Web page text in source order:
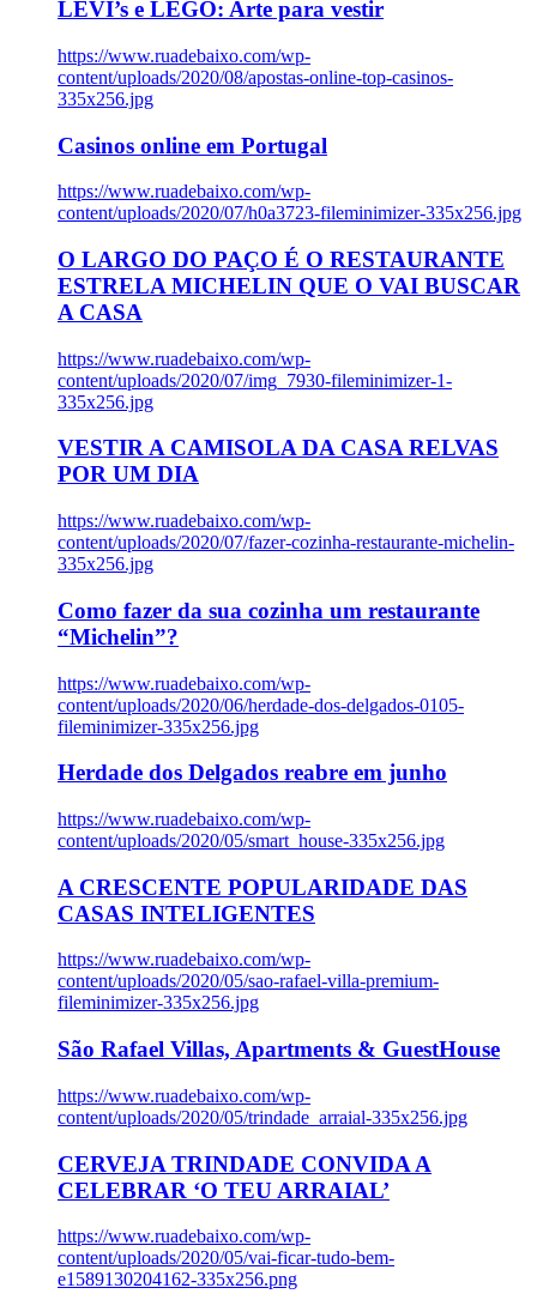
LEVI’s e LEGO: Arte para vestir
https://www.ruadebaixo.com/wp-
content/uploads/2020/08/apostas-online-top-casinos-
335x256.jpg
Casinos online em Portugal
https://www.ruadebaixo.com/wp-
content/uploads/2020/07/h0a3723-fileminimizer-335x256.jpg
O LARGO DO PAÇO É O RESTAURANTE
ESTRELA MICHELIN QUE O VAI BUSCAR
A CASA
https://www.ruadebaixo.com/wp-
content/uploads/2020/07/img_7930-fileminimizer-1-
335x256.jpg
VESTIR A CAMISOLA DA CASA RELVAS
POR UM DIA
https://www.ruadebaixo.com/wp-
content/uploads/2020/07/fazer-cozinha-restaurante-michelin-
335x256.jpg
Como fazer da sua cozinha um restaurante
“Michelin”?
https://www.ruadebaixo.com/wp-
content/uploads/2020/06/herdade-dos-delgados-0105-
fileminimizer-335x256.jpg
Herdade dos Delgados reabre em junho
https://www.ruadebaixo.com/wp-
content/uploads/2020/05/smart_house-335x256.jpg
A CRESCENTE POPULARIDADE DAS
CASAS INTELIGENTES
https://www.ruadebaixo.com/wp-
content/uploads/2020/05/sao-rafael-villa-premium-
fileminimizer-335x256.jpg
São Rafael Villas, Apartments & GuestHouse
https://www.ruadebaixo.com/wp-
content/uploads/2020/05/trindade_arraial-335x256.jpg
CERVEJA TRINDADE CONVIDA A
CELEBRAR ‘O TEU ARRAIAL’
https://www.ruadebaixo.com/wp-
content/uploads/2020/05/vai-ficar-tudo-bem-
e1589130204162-335x256.png